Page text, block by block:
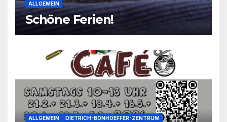
ALLGEMEIN
Schöne Ferien!
ALLGEMEIN DIETRICH-BONHOEFFER-ZENTRUM